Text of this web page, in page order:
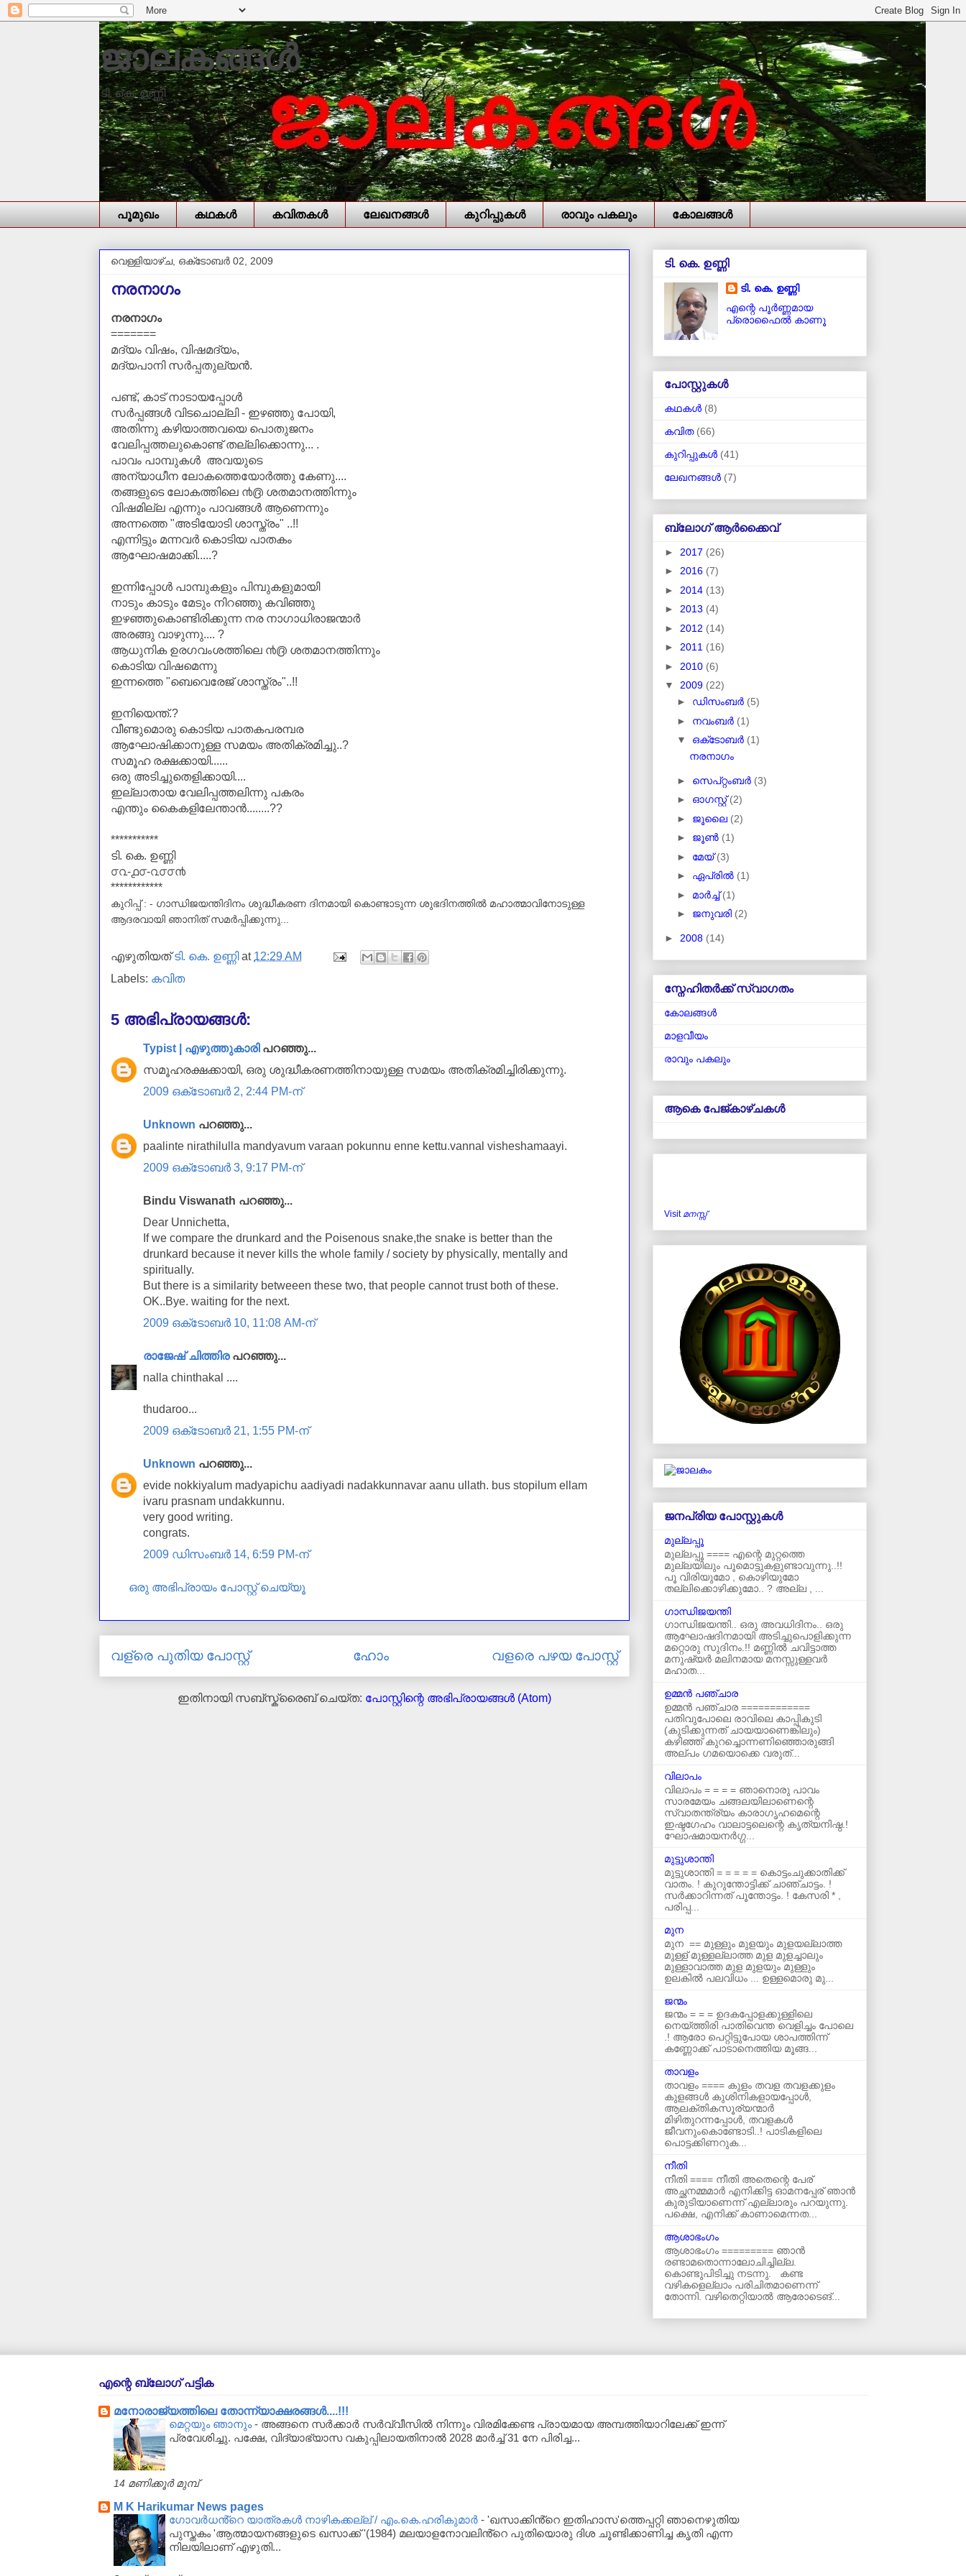
ജാലകങ്ങൾ
ടി. കെ. ഉണ്ണി
പൂമുഖം കഥകള്‍ കവിതകള്‍ ലേഖനങ്ങള്‍ കുറിപ്പുകള്‍ രാവും പകലും കോലങ്ങള്‍
വെള്ളിയാഴ്‌ച, ഒക്‌ടോബർ 02, 2009
നരനാഗം
നരനാഗം
=======
മദ്യം വിഷം, വിഷമദ്യം,
മദ്യപാനി സര്‍പ്പതുല്യന്‍.
പണ്ട്, കാട് നാടായപ്പോള്‍
സര്‍പ്പങ്ങള്‍ വിടചൊല്ലി - ഇഴഞ്ഞു പോയി,
അതിന്നു കഴിയാത്തവയെ പൊതുജനം
വേലിപ്പത്തലുകൊണ്ട് തല്ലിക്കൊന്നു... .
പാവം പാമ്പുകള്‍ അവയുടെ
അന്യാധീന ലോകത്തെയോര്‍ത്തു കേണു....
തങ്ങളുടെ ലോകത്തിലെ ൯൫ ശതമാനത്തിന്നും
വിഷമില്ല എന്നും പാവങ്ങള്‍ ആണെന്നും
അന്നത്തെ "അടിയോടി ശാസ്ത്രം" ..!!
എന്നിട്ടും മന്നവര്‍ കൊടിയ പാതകം
ആഘോഷമാക്കി.....?
ഇന്നിപ്പോള്‍ പാമ്പുകളും പിമ്പുകളുമായി
നാടും കാടും മേടും നിറഞ്ഞു കവിഞ്ഞു
ഇഴഞ്ഞുകൊണ്ടിരിക്കുന്ന നര നാഗാധിരാജന്മാര്‍
അരങ്ങു വാഴുന്നു.... ?
ആധുനിക ഉരഗവംശത്തിലെ ൯൫ ശതമാനത്തിന്നും
കൊടിയ വിഷമെന്നു
ഇന്നത്തെ "ബെവെരേജ് ശാസ്ത്രം"..!!
ഇനിയെന്ത്.?
വീണ്ടുമൊരു കൊടിയ പാതകപരമ്പര
ആഘോഷിക്കാനുള്ള സമയം അതിക്രമിച്ചു..?
സമൂഹ രക്ഷക്കായി......
ഒരു അടിച്ചുതെളിക്കായി....
ഇല്ലാതായ വേലിപ്പത്തലിന്നു പകരം
എന്തും കൈകളിലേന്താന്‍........??
***********
ടി. കെ. ഉണ്ണി
൦൨-൧൦-൨൦൦൯
************
കുറിപ്പ് : - ഗാന്ധിജയന്തിദിനം ശുദ്ധീകരണ ദിനമായി കൊണ്ടാടുന്ന ശുഭദിനത്തില്‍ മഹാത്മാവിനോടുള്ള
ആദരവായി ഞാനിത് സമര്‍പ്പിക്കുന്നു...
എഴുതിയത്ടി. കെ. ഉണ്ണി at 12:29 AM
Labels: കവിത
5 അഭിപ്രായങ്ങൾ:
Typist | എഴുത്തുകാരി പറഞ്ഞു...
സമൂഹരക്ഷക്കായി, ഒരു ശുദ്ധീകരണത്തിനായുള്ള സമയം അതിക്രമിച്ചിരിക്കുന്നു.
2009 ഒക്‌ടോബർ 2, 2:44 PM-ന്
Unknown പറഞ്ഞു...
paalinte nirathilulla mandyavum varaan pokunnu enne kettu.vannal visheshamaayi.
2009 ഒക്‌ടോബർ 3, 9:17 PM-ന്
Bindu Viswanath പറഞ്ഞു...
Dear Unnichetta,
If we compare the drunkard and the Poisenous snake,the snake is better than the
drunkard because it never kills the whole family / society by physically, mentally and
spiritually.
But there is a similarity betweeen these two, that people cannot trust both of these.
OK..Bye. waiting for the next.
2009 ഒക്‌ടോബർ 10, 11:08 AM-ന്
രാജേഷ്‌ ചിത്തിരപറഞ്ഞു...
nalla chinthakal ....
thudaroo...
2009 ഒക്‌ടോബർ 21, 1:55 PM-ന്
Unknown പറഞ്ഞു...
evide nokkiyalum madyapichu aadiyadi nadakkunnavar aanu ullath. bus stopilum ellam
ivaru prasnam undakkunnu.
very good writing.
congrats.
2009 ഡിസംബർ 14, 6:59 PM-ന്
ഒരു അഭിപ്രായം പോസ്റ്റ് ചെയ്യൂ
വള്രെ പുതിയ പോസ്റ്റ് വളരെ പഴയ പോസ്റ്റ്
ഹോം
ഇതിനായി സബ്‌സ്ക്രൈബ് ചെയ്ത: പോസ്റ്റിന്റെ അഭിപ്രായങ്ങള്‍ (Atom)
ടി. കെ. ഉണ്ണി
ടി. കെ. ഉണ്ണി
എന്റെ പൂര്‍ണ്ണമായ
പ്രൊഫൈൽ കാണൂ
പോസ്റ്റുകള്‍
കഥകള്‍ (8)
കവിത (66)
കുറിപ്പുകള്‍ (41)
ലേഖനങ്ങള്‍ (7)
ബ്ലോഗ് ആര്‍ക്കൈവ്
► 2017 (26)
► 2016 (7)
► 2014 (13)
► 2013 (4)
► 2012 (14)
► 2011 (16)
► 2010 (6)
▼ 2009 (22)
► ഡിസംബർ (5)
► നവംബർ (1)
▼ ഒക്‌ടോബർ (1)
നരനാഗം
► സെപ്റ്റംബർ (3)
► ഓഗസ്റ്റ്(2)
► ജൂലൈ (2)
► ജൂൺ (1)
► മേയ്(3)
► ഏപ്രിൽ (1)
► മാർച്ച്(1)
► ജനുവരി (2)
► 2008 (14)
സ്നേഹിതർക്ക് സ്വാഗതം
കോലങ്ങള്‍
മാളവീയം
രാവും പകലും
ആകെ പേജ്‌കാഴ്‌ചകള്‍
Visit മനസ്സ്
ജനപ്രിയ പോസ്റ്റുകള്‍‌
മുല്ലപ്പൂ
മുല്ലപ്പൂ ==== എന്റെ മുറ്റത്തെ
മുല്ലയിലും പൂമൊട്ടുകളുണ്ടാവുന്നു..!!
പൂ വിരിയുമോ , കൊഴിയുമോ
തല്ലിക്കൊഴിക്കുമോ.. ? അല്ല , ...
ഗാന്ധിജയന്തി
ഗാന്ധിജയന്തി.. ഒരു അവധിദിനം.. ഒരു
ആഘോഷദിനമായി അടിച്ചുപൊളിക്കുന്ന
മറ്റൊരു സുദിനം.!! മണ്ണിൽ ചവിട്ടാത്ത
മനുഷ്യർ മലിനമായ മനസ്സുള്ളവർ
മഹാത...
ഉമ്മന്‍ പഞ്ചാര
ഉമ്മൻ പഞ്ചാര ============
പതിവുപോലെ രാവിലെ കാപ്പികുടി
(കുടിക്കുന്നത് ചായയാണെങ്കിലും)
കഴിഞ്ഞ് കുറച്ചൊന്നണിഞ്ഞൊരുങ്ങി
അല്പം ഗമയൊക്കെ വരുത്...
വിലാപം
വിലാപം = = = = ഞാനൊരു പാവം
സാരമേയം ചങ്ങലയിലാണെന്റെ
സ്വാതന്ത്ര്യം കാരാഗൃഹമെന്റെ
ഇഷ്ടഗേഹം വാലാട്ടലെന്റെ കൃത്യനിഷ്ഠ.!
ഘോഷമായനർഗ്ഗ...
മുട്ടുശാന്തി
മുട്ടുശാന്തി = = = = = കൊട്ടംചുക്കാതിക്ക്‌
വാതം. ! കുറുന്തോട്ടിക്ക്‌ ചാഞ്ചാട്ടം. !
സർക്കാറിന്നത്‌ പൂന്തോട്ടം. ! കേസരി * ,
പരിപ്പ...
മുന
മുന == മുള്ളും മുളയും മുളയല്ലാത്ത
മുള്ള് മുള്ളല്ലാത്ത മുള മുളച്ചാലും
മുള്ളാവാത്ത മുള മുളയും മുള്ളും
ഉലകില്‍ പലവിധം ... ഉള്ളമൊരു മു...
ജന്മം
ജന്മം = = = ഉദകപ്പോളക്കുള്ളിലെ
നെയ്ത്തിരി പാതിവെന്ത വെളിച്ചം പോലെ
.! ആരോ പെറ്റിട്ടുപോയ ശാപത്തിന്ന്
കണ്ണോക്ക് പാടാനെത്തിയ മൂങ്ങ...
താവളം
താവളം ==== കുളം തവള തവളക്കുളം
കുളങ്ങൾ കുശിനികളായപ്പോൾ,
ആലക്തികസൂര്യന്മാർ
മിഴിതുറന്നപ്പോൾ, തവളകൾ
ജീവനുംകൊണ്ടോടി..! പാടികളിലെ
പൊട്ടക്കിണറുക...
നീതി
നീതി ==== നീതി അതെന്റെ പേര്
അച്ഛനമ്മമാർ എനിക്കിട്ട ഓമനപ്പേര് ഞാന്‍
കുരുടിയാണെന്ന് എല്ലാരും പറയുന്നു.
പക്ഷെ, എനിക്ക് കാണാമെന്നത...
ആശാഭംഗം
ആശാഭംഗം ========= ഞാൻ
രണ്ടാമതൊന്നാലോചിച്ചില്ല.
കൊണ്ടുപിടിച്ചു നടന്നു. കണ്ട
വഴികളെല്ലാം പരിചിതമാണെന്ന്
തോന്നി. വഴിതെറ്റിയാൽ ആരോടെങ്...
എന്റെ ബ്ലോഗ് പട്ടിക
മനോരാജ്യത്തിലെ തോന്ന്യാക്ഷരങ്ങള്‍....!!!
മെറ്റയും ഞാനും- അങ്ങനെ സർക്കാർ സർവ്വീസിൽ നിന്നും വിരമിക്കേണ്ട പ്രായമായ അമ്പത്തിയാറിലേക്ക് ഇന്ന്
പ്രവേശിച്ചു. പക്ഷേ, വിദ്യാഭ്യാസ വകുപ്പിലായതിനാൽ 2028 മാർച്ച് 31 നേ പിരിച്ച...
14 മണിക്കൂർ മുമ്പ്
M K Harikumar News pages
ഗോവർധൻ്റെ യാത്രകൾ നാഴികക്കല്ല് / എം.കെ.ഹരികുമാർ - 'ഖസാക്കിൻ്റെ ഇതിഹാസ'ത്തെപ്പറ്റി ഞാനെഴുതിയ
പുസ്തകം 'ആത്മായനങ്ങളുടെ ഖസാക്ക് '(1984) മലയാളനോവലിൻ്റെ പുതിയൊരു ദിശ ചൂണ്ടിക്കാണിച്ച കൃതി എന്ന
നിലയിലാണ് എഴുതി...